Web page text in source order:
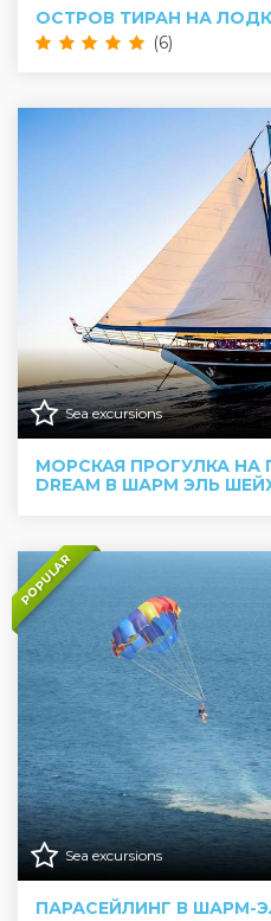
ОСТРОВ ТИРАН НА
(6)
Sea excursions
МОРСКАЯ ПРОГУЛКА НА
DREAM В ШАРМ ЭЛЬ
POPULAR
Sea excursions
ПАРАСЕЙЛИНГ В ШАРМ-